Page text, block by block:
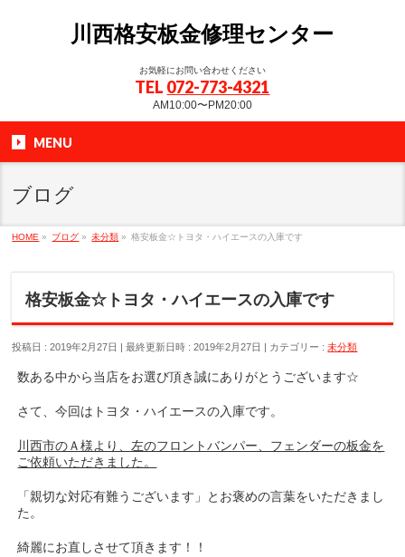
川西格安板金修理センター
お気軽にお問い合わせください
TEL 072-773-4321
AM10:00〜PM20:00
MENU
ブログ
HOME » ブログ » 未分類 » 格安板金☆トヨタ・ハイエースの入庫です
格安板金☆トヨタ・ハイエースの入庫です
投稿日 : 2019年2月27日 最終更新日時 : 2019年2月27日 カテゴリー :未分類
数ある中から当店をお選び頂き誠にありがとうございます☆
さて、今回はトヨタ・ハイエースの入庫です。
川西市のＡ様より、左のフロントバンパー、フェンダーの板金を
ご依頼いただきました。
「親切な対応有難うございます」とお褒めの言葉をいただきまし
た。
綺麗にお直しさせて頂きます！！